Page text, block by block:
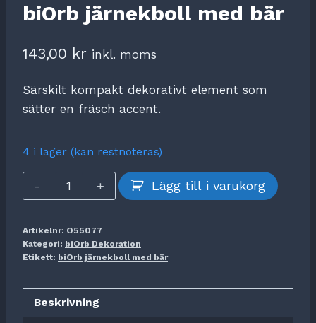
biOrb järnekboll med bär
143,00 kr inkl. moms
Särskilt kompakt dekorativt element som
sätter en fräsch accent.
4 i lager (kan restnoteras)
biOrb
järnekboll
bär
mängd
Lägg till i varukorg
Artikelnr: O55077
Kategori: biOrb Dekoration
Etikett: biOrb järnekboll med bär
Beskrivning